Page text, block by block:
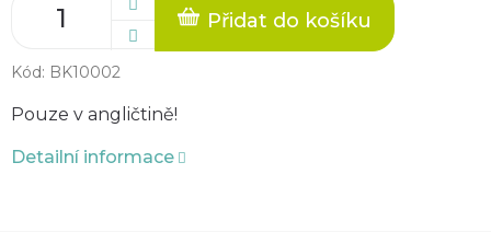
Přidat do košíku
Kód: BK10002
Pouze v angličtině!
Detailní informace